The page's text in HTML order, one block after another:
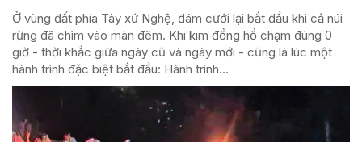
Ở vùng đất phía Tây xứ Nghệ, đám cưới lại bắt đầu khi cả núi
rừng đã chìm vào màn đêm. Khi kim đồng hồ chạm đúng 0
giờ - thời khắc giữa ngày cũ và ngày mới - cũng là lúc một
hành trình đặc biệt bắt đầu: Hành trình...